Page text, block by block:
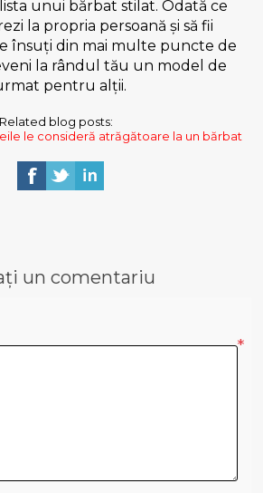
unui bărbat stilat. Odată ce
la propria persoană și să fii
însuți din mai multe puncte de
la rândul tău un model de
pentru alții.
Related blog posts:
le consideră atrăgătoare la un bărbat
un comentariu
*